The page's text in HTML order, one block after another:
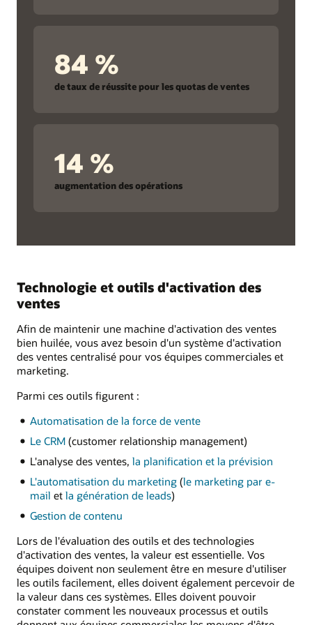
84 %
de taux de réussite pour les quotas de ventes
14 %
augmentation des opérations
Technologie et outils d'activation des
ventes
Afin de maintenir une machine d'activation des ventes
bien huilée, vous avez besoin d'un système d'activation
des ventes centralisé pour vos équipes commerciales et
marketing.
Parmi ces outils figurent :
Automatisation de la force de vente
Le CRM(customer relationship management)
L'analyse des ventes, la planification et la prévision
L'automatisation du marketing(le marketing par e-
mail et la génération de leads)
Gestion de contenu
Lors de l'évaluation des outils et des technologies
d'activation des ventes, la valeur est essentielle. Vos
équipes doivent non seulement être en mesure d'utiliser
les outils facilement, elles doivent également percevoir de
la valeur dans ces systèmes. Elles doivent pouvoir
constater comment les nouveaux processus et outils